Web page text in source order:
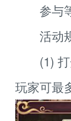
参与等
活动规
(1) 打
玩家可最